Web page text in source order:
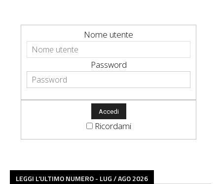
Nome utente
Password
Ricordami
LEGGI L'ULTIMO NUMERO - LUG / AGO 2026